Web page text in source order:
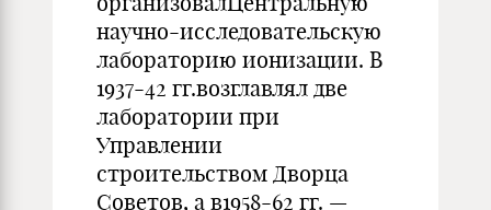
научно-исследовательскую
лабораторию ионизации. В
1937-42 гг.возглавлял две
лаборатории при
Управлении
строительством Дворца
Советов, а в1958-62 гг. —